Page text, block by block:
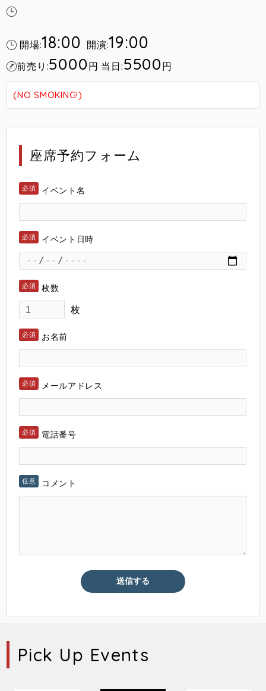
開場:18:00 開演:19:00
前売り:5000円 当日:5500円
(NO SMOKING!)
座席予約フォーム
イベント名
イベント日時
枚数
枚
お名前
メールアドレス
電話番号
コメント
Pick Up Events